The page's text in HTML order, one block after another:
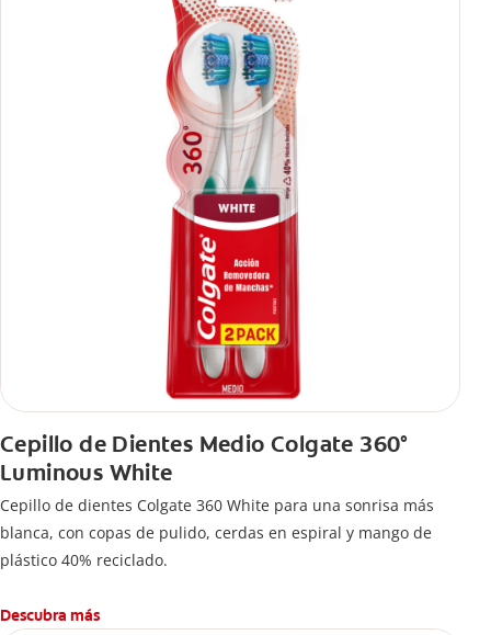
Cepillo de Dientes Medio Colgate 360°
Luminous White
Cepillo de dientes Colgate 360 White para una sonrisa más
blanca, con copas de pulido, cerdas en espiral y mango de
plástico 40% reciclado.
Descubra más